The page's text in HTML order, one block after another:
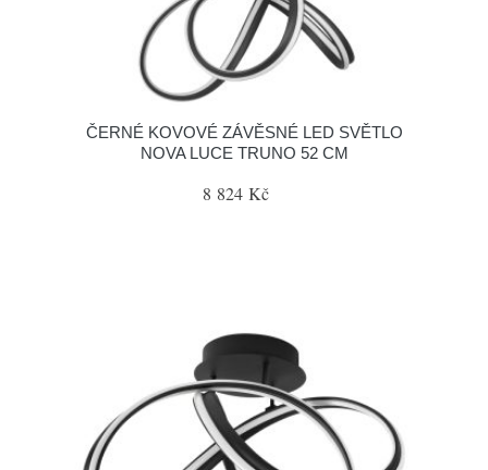
ČERNÉ KOVOVÉ ZÁVĚSNÉ LED SVĚTLO
NOVA LUCE TRUNO 52 CM
8 824 Kč